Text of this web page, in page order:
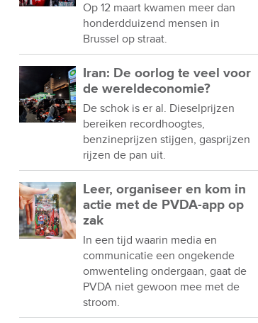
Op 12 maart kwamen meer dan
honderdduizend mensen in
Brussel op straat.
Iran: De oorlog te veel voor
de wereldeconomie?
De schok is er al. Dieselprijzen
bereiken recordhoogtes,
benzineprijzen stijgen, gasprijzen
rijzen de pan uit.
Leer, organiseer en kom in
actie met de PVDA-app op
zak
In een tijd waarin media en
communicatie een ongekende
omwenteling ondergaan, gaat de
PVDA niet gewoon mee met de
stroom.